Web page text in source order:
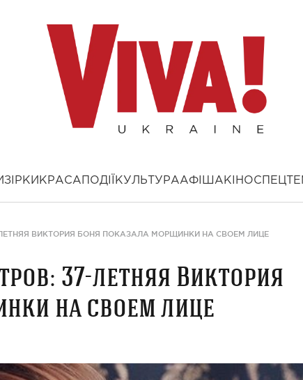
ЗІРКИ КРАСА ПОДІЇ КУЛЬТУРААФІША КІНО
ВИКТОРИЯ БОНЯ ПОКАЗАЛА МОРЩИНКИ НА СВОЕМ ЛИЦЕ
37-летняя Виктория
на своем лице